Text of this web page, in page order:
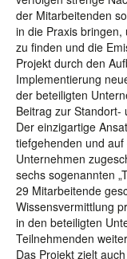
der Mitarbeitenden
in die Praxis
zu finden und die
Projekt durch den
Implementierung
der beteiligten
Beitrag zur Standort-
Der einzigartige
tiefgehenden und
Unternehmen
sechs sogenannten
29 Mitarbeitende
Wissensvermittlung
in den beteiligten
Teilnehmenden
Das Projekt zielt